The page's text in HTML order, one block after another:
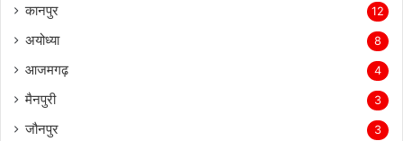
कानपुर 12
अयोध्या 8
आजमगढ़ 4
मैनपुरी 3
जौनपुर 3